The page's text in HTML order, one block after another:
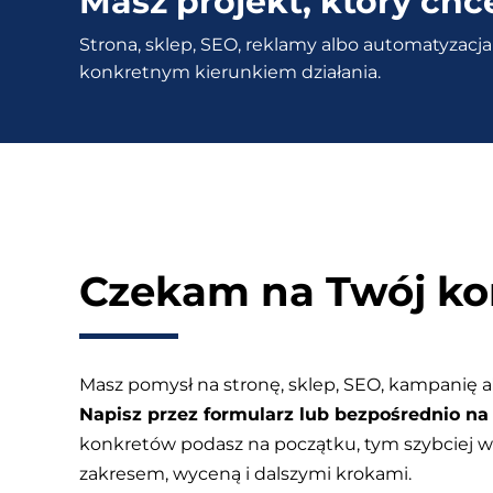
projektowania
stron
internetowych
Moje
Strona, sklep, SEO, reklamy albo
konkretnym kierunkiem działania.
Czekam na Twój
Masz pomysł na stronę, sklep, SEO, kampanię
Napisz przez formularz lub bezpośrednio
konkretów podasz na początku, tym szybciej
zakresem, wyceną i dalszymi krokami.